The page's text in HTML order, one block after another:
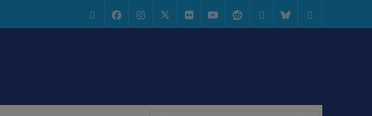
Geocaching
FacebookInstagram
x.comFlickrYoutubeRedditthreadsbsky Configuración